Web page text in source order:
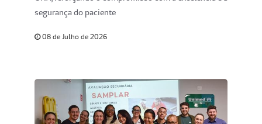
segurança do paciente
08 de Julho de 2026